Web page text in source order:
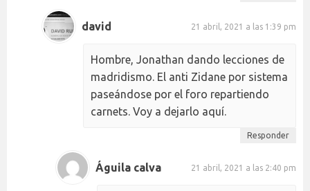
david 21 abril, 2021 a las 1:39 pm
Hombre, Jonathan dando lecciones de
madridismo. El anti Zidane por sistema
paseándose por el foro repartiendo
carnets. Voy a dejarlo aquí.
Responder
Águila calva 21 abril, 2021 a las 2:40 pm